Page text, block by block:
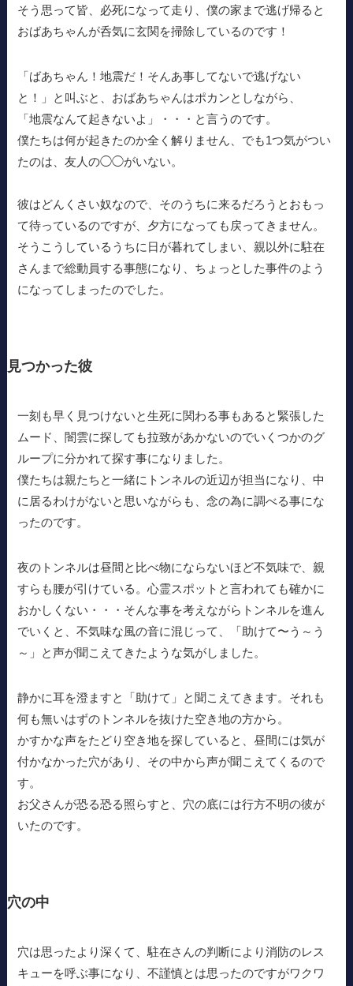
そう思って皆、必死になって走り、僕の家まで逃げ帰ると
おばあちゃんが呑気に玄関を掃除しているのです！
「ばあちゃん！地震だ！そんあ事してないで逃げない
と！」と叫ぶと、おばあちゃんはポカンとしながら、
「地震なんて起きないよ」・・・と言うのです。
僕たちは何が起きたのか全く解りません、でも1つ気がつい
たのは、友人の◯◯がいない。
彼はどんくさい奴なので、そのうちに来るだろうとおもっ
て待っているのですが、夕方になっても戻ってきません。
そうこうしているうちに日が暮れてしまい、親以外に駐在
さんまで総動員する事態になり、ちょっとした事件のよう
になってしまったのでした。
見つかった彼
一刻も早く見つけないと生死に関わる事もあると緊張した
ムード、闇雲に探しても拉致があかないのでいくつかのグ
ループに分かれて探す事になりました。
僕たちは親たちと一緒にトンネルの近辺が担当になり、中
に居るわけがないと思いながらも、念の為に調べる事にな
ったのです。
夜のトンネルは昼間と比べ物にならないほど不気味で、親
すらも腰が引けている。心霊スポットと言われても確かに
おかしくない・・・そんな事を考えながらトンネルを進ん
でいくと、不気味な風の音に混じって、「助けて〜う～う
～」と声が聞こえてきたような気がしました。
静かに耳を澄ますと「助けて」と聞こえてきます。それも
何も無いはずのトンネルを抜けた空き地の方から。
かすかな声をたどり空き地を探していると、昼間には気が
付かなかった穴があり、その中から声が聞こえてくるので
す。
お父さんが恐る恐る照らすと、穴の底には行方不明の彼が
いたのです。
穴の中
穴は思ったより深くて、駐在さんの判断により消防のレス
キューを呼ぶ事になり、不謹慎とは思ったのですがワクワ